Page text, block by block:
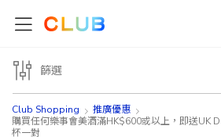
Club Shopping
推廣優惠
購買任何樂事會美酒滿HK$600或以上，即送UK
杯一對
篩選